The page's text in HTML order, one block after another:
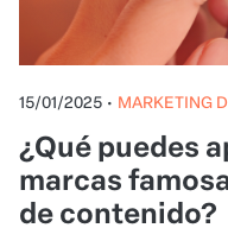
15/01/2025 • MARKETING
¿Qué puedes
marcas
de contenido?